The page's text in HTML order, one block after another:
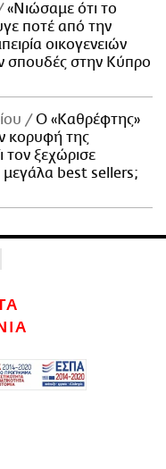
«Νιώσαμε ότι το
ποτέ από την
οικογενειών
σπουδές στην Κύπρο
Ο «Καθρέφτης»
κορυφή της
τον ξεχώρισε
best sellers;